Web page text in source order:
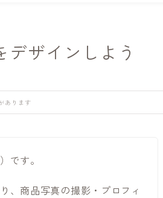
ザインしよう
あります
です。
、商品写真の撮影・プロフィ